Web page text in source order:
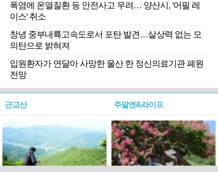
폭염에 온열질환 등 안전사고 우려… 양산시, '어필 레
이스' 취소
창녕 중부내륙고속도로서 포탄 발견…살상력 없는 모
의탄으로 밝혀져
입원환자가 연달아 사망한 울산 한 정신의료기관 폐원
전망
근교산 주말엔&라이프